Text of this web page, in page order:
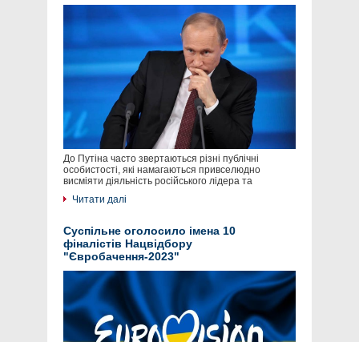
До Путіна часто звертаються різні публічні
особистості, які намагаються привселюдно
висміяти діяльність російського лідера та
Читати далі
Суспільне оголосило імена 10
фіналістів Нацвідбору
"Євробачення-2023"